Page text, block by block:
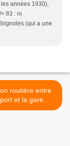
années 1930),
83 : ni
(qui a une
routière entre
et la gare
Marseille,